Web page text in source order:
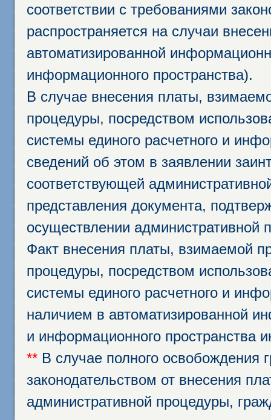
соответствии с требованиями
распространяется на случаи
автоматизированной
информационного пространства).
В случае внесения платы,
процедуры, посредством
системы единого расчетного и
сведений об этом в заявлении
соответствующей
представления документа,
осуществлении административной
Факт внесения платы, взимаемой
процедуры, посредством
системы единого расчетного и
наличием в автоматизированной
и информационного пространства
** В случае полного освобождения
законодательством от внесения
административной процедуры,